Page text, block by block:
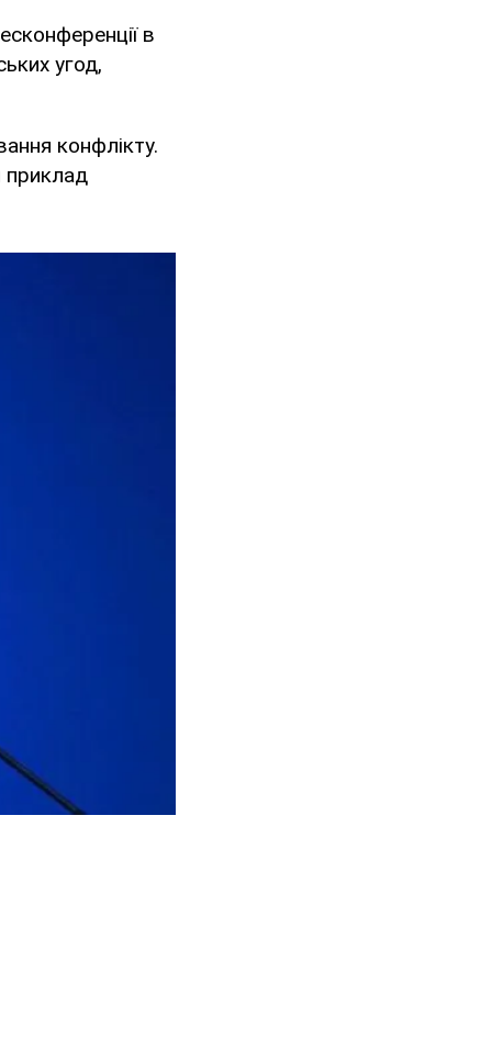
в
угод,
конфлікту.
приклад